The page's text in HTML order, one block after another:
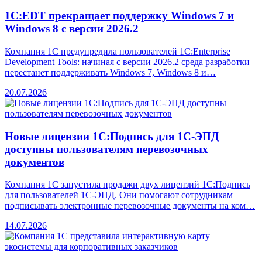
1С:EDT прекращает поддержку Windows 7 и
Windows 8 с версии 2026.2
Компания 1С предупредила пользователей 1C:Enterprise
Development Tools: начиная с версии 2026.2 среда разработки
перестанет поддерживать Windows 7, Windows 8 и…
20.07.2026
Новые лицензии 1С:Подпись для 1С-ЭПД
доступны пользователям перевозочных
документов
Компания 1С запустила продажи двух лицензий 1С:Подпись
для пользователей 1С-ЭПД. Они помогают сотрудникам
подписывать электронные перевозочные документы на ком…
14.07.2026